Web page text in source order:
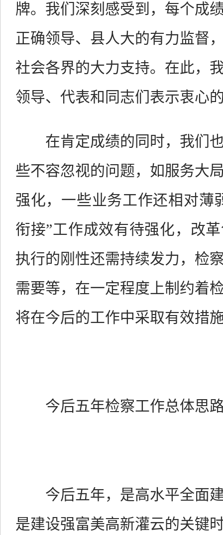
牌。我们深刻感受到，每个成
正确领导、县人大的有力监督
社会各界的大力支持。在此，
领导、代表和同志们表示衷心
在肯定成绩的同时，我们
些不容忽视的问题， 如服务大
强化， 一些业务工作还相对薄
衔接”工作成效有待强化，改
执行的刚性还需持续发力， 检
需要等，在一定程度上制约着
将在今后的工作中采取有效措
今后五年检察工作总体思
今后五年，是高水平全面
是建设强富美高新灌云的关键